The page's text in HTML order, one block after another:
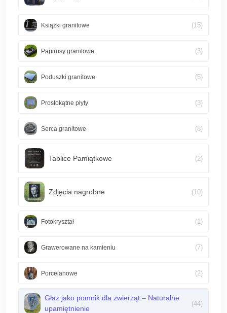
Książki granitowe (15)
Papirusy granitowe (3)
Poduszki granitowe (5)
Prostokątne płyty (3)
Serca granitowe (8)
Tablice Pamiątkowe (2)
Zdjęcia nagrobne (10)
Fotokryształ (1)
Grawerowane na kamieniu (7)
Porcelanowe (2)
Głaz jako pomnik dla zwierząt – Naturalne
upamiętnienie
(44)